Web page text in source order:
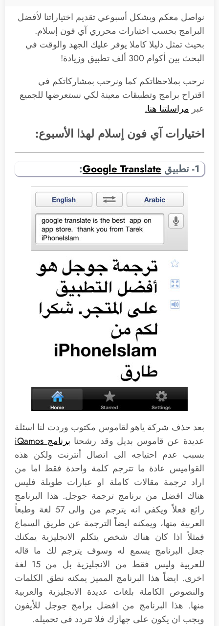
نواصل معكم وبشكل أسبوعي تقديم اختياراتنا لأفضل
البرامج بحسب اختيارات محرري آي فون إسلام.
بحيث تمثل دليلا كاملا يوفر عليك الجهد والوقت في
البحث بين أكوام 300 ألف تطبيق وزيادة!
نرحب بملاحظاتكم كما ونرحب بمشاركاتكم في
اقتراح برامج وتطبيقات معينة لكي نستعرضها للجميع
عبر مراسلتنا هنا.
اختيارات آي فون إسلام لهذا الأسبوع:
1- تطبيق Google Translate
:
بعد حذف شركة ياهو لقاموس مكتوب وردت لنا اسئلة
عديدة عن قاموس بديل وقد رشحنا برنامج iQamos
بسبب عدم احتياجه الى اتصال أنترنت ولكن هذه
القواميس عادة ما تترجم كلمة واحدة فقط اما من
اراد ترجمة مقالات كاملة او عبارات طويلة فليس
هناك افضل من برنامج ترجمة جوجل. هذا البرنامج
رائع فعلاً ويكفي انه يترجم من والى 57 لغة وطبعاً
العربية منها، ويمكنه ايضاً الترجمة عن طريق السماع
فمثلاً اذا كان هناك شخص يتكلم الانجليزية يمكنك
جعل البرنامج يسمع له وسوف يترجم لك ما قاله
للعربية وليس فقط من الانجليزية بل من 15 لغة
اخرى. ايضاً هذا البرنامج المميز يمكنه نطق الكلمات
والنصوص الكاملة بلغات عديدة الانجليزية والعربية
منها. هذا البرنامج من افضل برامج جوجل للأيفون
ويجب ان يكون على جهازك فلا تتردد فى تحميله.